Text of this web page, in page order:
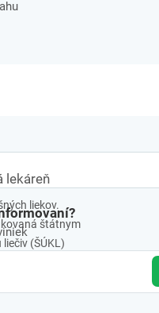
lekáreň
liekov.
štátnym
(ŠÚKL)